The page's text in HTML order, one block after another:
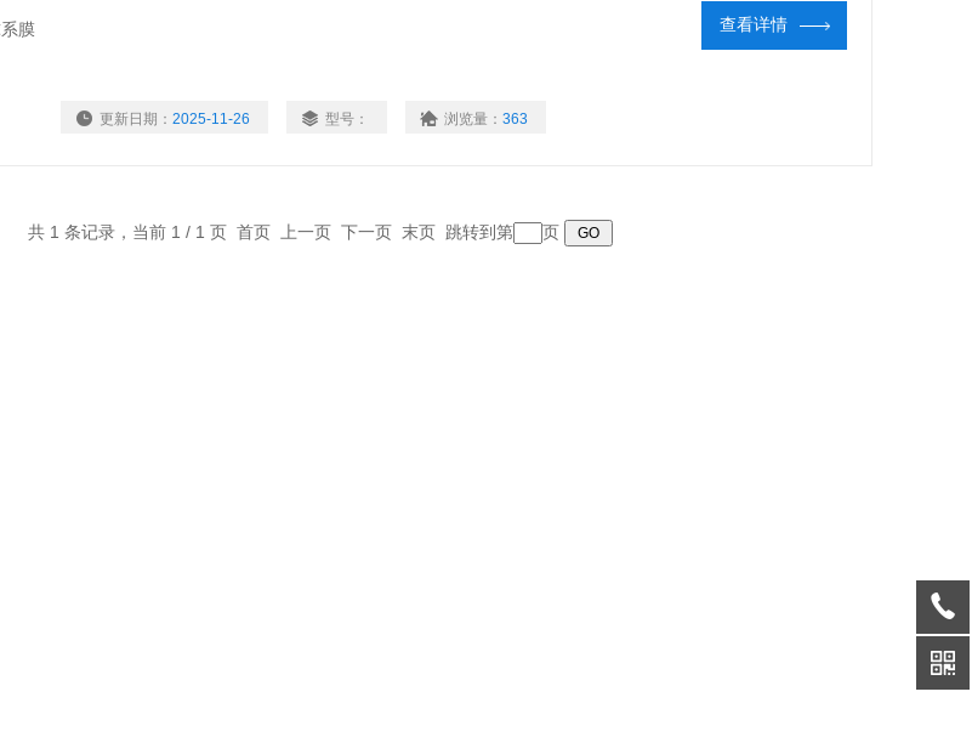
更新日期： 2025-11-26 型号： 浏览量： 363
查看详情
共 1 条记录，当前 1 / 1 页 首页 上一页 下一页 末页 跳转到第 页